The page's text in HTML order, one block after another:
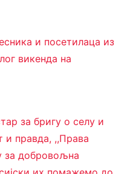
и посетилаца из
викенда на
за бригу о селу и
правда, ,,Права
за добровољна